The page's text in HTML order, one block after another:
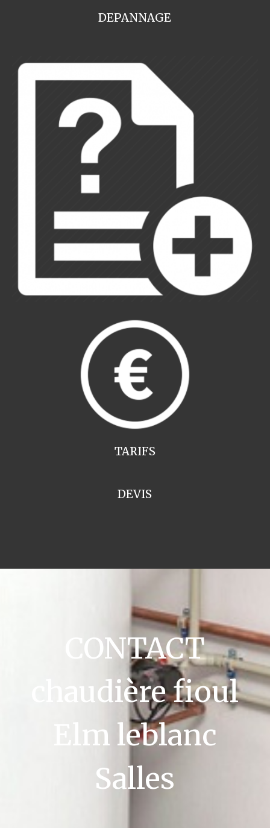
DEPANNAGE
TARIFS
DEVIS
CONTACT
chaudière fioul
Elm leblanc
Salles